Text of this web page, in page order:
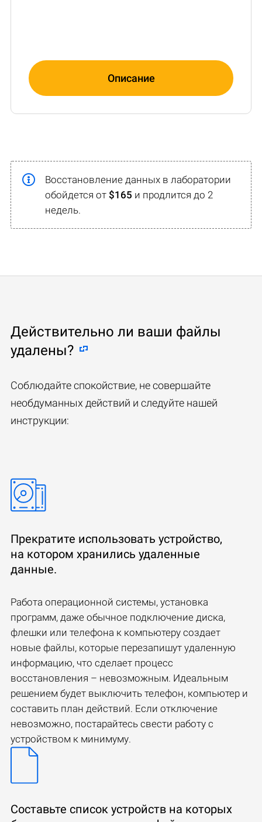
Описание
Восстановление данных в лаборатории
обойдется от $165 и продлится до 2
недель.
Действительно ли ваши файлы
удалены?
Соблюдайте спокойствие, не совершайте
необдуманных действий и следуйте нашей
инструкции:
Прекратите использовать устройство,
на котором хранились удаленные
данные.
Работа операционной системы, установка
программ, даже обычное подключение диска,
флешки или телефона к компьютеру создает
новые файлы, которые перезапишут удаленную
информацию, что сделает процесс
восстановления – невозможным. Идеальным
решением будет выключить телефон, компьютер и
составить план действий. Если отключение
невозможно, постарайтесь свести работу с
устройством к минимуму.
Составьте список устройств на которых